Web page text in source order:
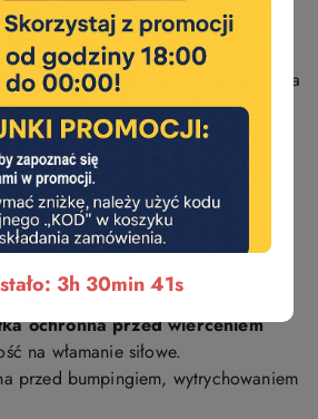
3h 30min 40s
klucza.
wkładki można dopasować do drzwi, a
umożliwia łatwą wymianę i
w standardzie co 5 mm.
drzwiami różnych grubości i typów
kluczy.
* - najwyższa klasa ochrony.
D- odporność na siłowe ataki.
ochronna przed wierceniem
na włamanie siłowe.
przed bumpingiem, wytrychowaniem